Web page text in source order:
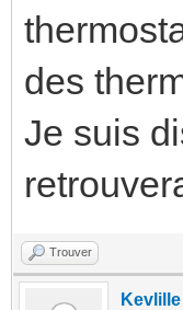
des
Je suis
Trouver
Kevlille